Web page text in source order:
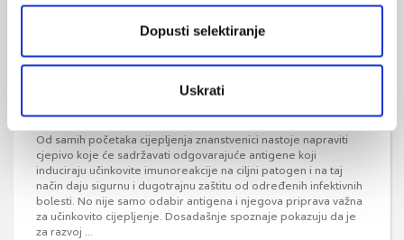
Dopusti selektiranje
Uskrati
Znamo li koji je način primjene cjepiva
najučinkovitiji?
Od samih početaka cijepljenja znanstvenici nastoje napraviti
cjepivo koje će sadržavati odgovarajuće antigene koji
induciraju učinkovite imunoreakcije na ciljni patogen i na taj
način daju sigurnu i dugotrajnu zaštitu od određenih infektivnih
bolesti. No nije samo odabir antigena i njegova priprava važna
za učinkovito cijepljenje. Dosadašnje spoznaje pokazuju da je
za razvoj ...